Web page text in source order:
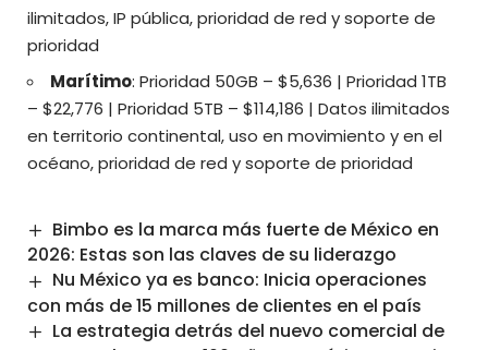
ilimitados, IP pública, prioridad de red y soporte de
prioridad
Marítimo: Prioridad 50GB – $5,636 | Prioridad 1TB
– $22,776 | Prioridad 5TB – $114,186 | Datos ilimitados
en territorio continental, uso en movimiento y en el
océano, prioridad de red y soporte de prioridad
Bimbo es la marca más fuerte de México en
2026: Estas son las claves de su liderazgo
Nu México ya es banco: Inicia operaciones
con más de 15 millones de clientes en el país
La estrategia detrás del nuevo comercial de